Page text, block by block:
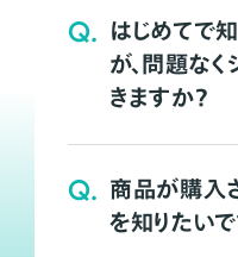
Q. はじめてで
が、問題な
きますか？
Q. 商品が購入
を知りたい